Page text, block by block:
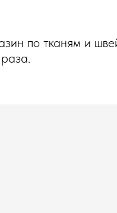
по тканям и